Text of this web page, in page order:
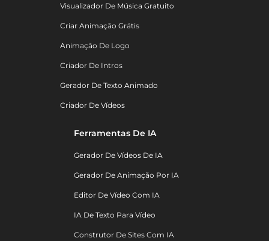
Visualizador De Música Gratuito
Criar Animação Grátis
Animação De Logo
Criador De Intros
Gerador De Texto Animado
Criador De Vídeos
Ferramentas De IA
Gerador De Vídeos De IA
Gerador De Animação Por IA
Editor De Vídeo Com IA
IA De Texto Para Vídeo
Construtor De Sites Com IA